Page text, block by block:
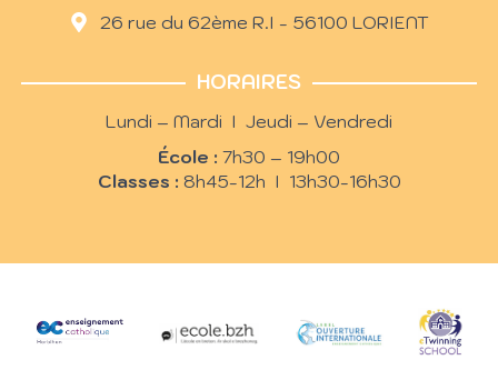
26 rue du 62ème R.I - 56100 LORIENT
HORAIRES
Lundi – Mardi I Jeudi – Vendredi
École : 7h30 – 19h00
Classes : 8h45-12h I 13h30-16h30